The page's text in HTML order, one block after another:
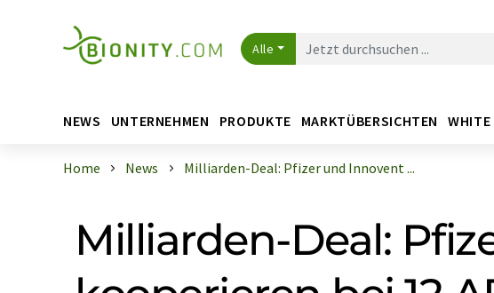
Alle
NEWS UNTERNEHMEN PRODUKTE MARKTÜBERSICHTEN WHITE
Home News Milliarden-Deal: Pfizer und Innovent ...
Milliarden-Deal: